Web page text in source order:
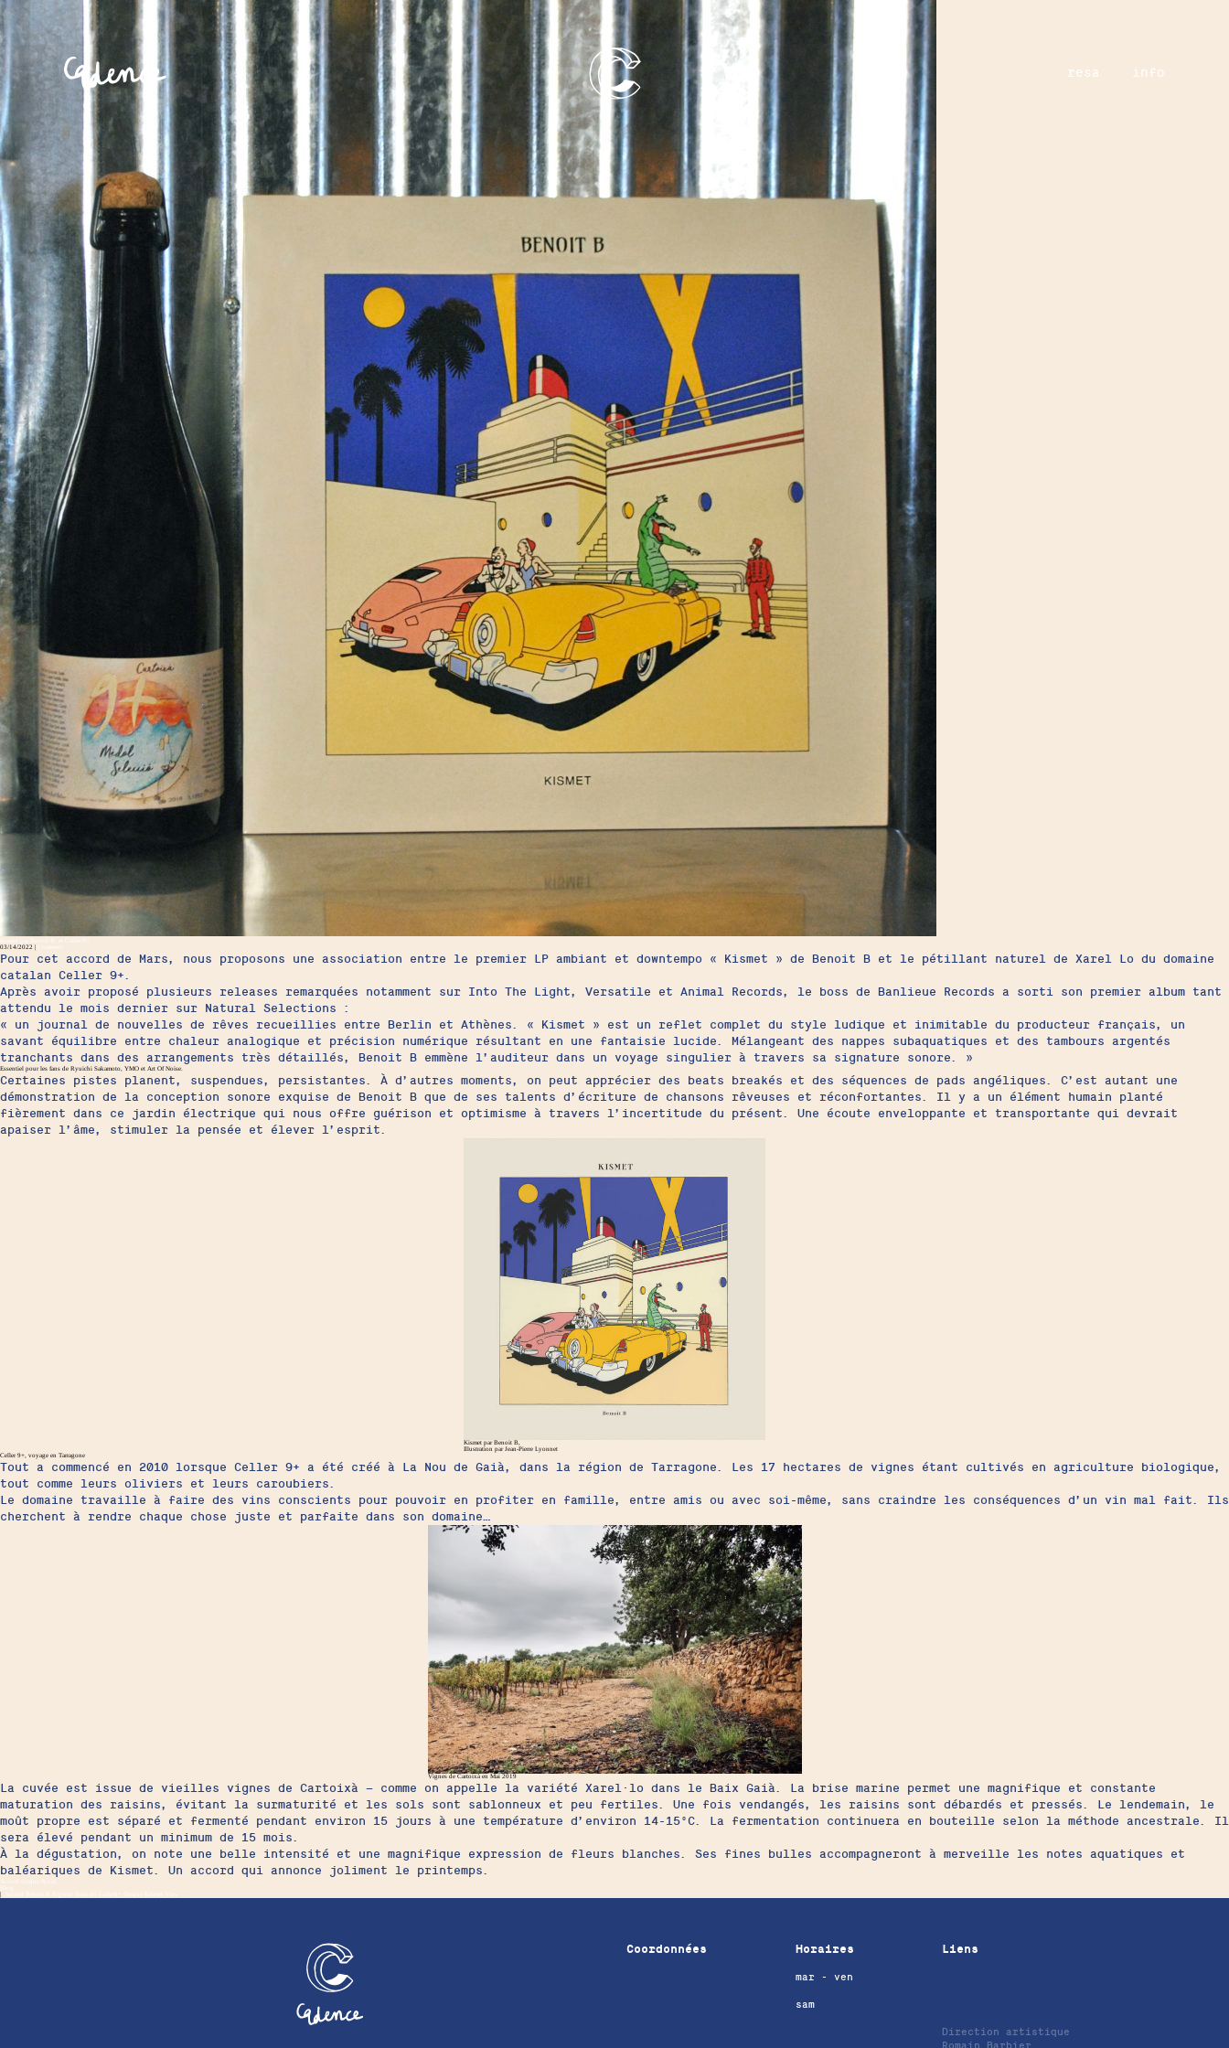
resa info
03/14/2022 |
Pour cet accord de Mars, nous proposons une association entre le premier LP ambiant et downtempo « Kismet » de Benoit B et le pétillant naturel de Xarel Lo du domaine
catalan Celler 9+.
Après avoir proposé plusieurs releases remarquées notamment sur Into The Light, Versatile et Animal Records, le boss de Banlieue Records a sorti son premier album tant
attendu le mois dernier sur Natural Selections :
« un journal de nouvelles de rêves recueillies entre Berlin et Athènes. « Kismet » est un reflet complet du style ludique et inimitable du producteur français, un
savant équilibre entre chaleur analogique et précision numérique résultant en une fantaisie lucide. Mélangeant des nappes subaquatiques et des tambours argentés
tranchants dans des arrangements très détaillés, Benoit B emmène l’auditeur dans un voyage singulier à travers sa signature sonore. »
Essentiel pour les fans de Ryuichi Sakamoto, YMO et Art Of Noise.
Certaines pistes planent, suspendues, persistantes. À d’autres moments, on peut apprécier des beats breakés et des séquences de pads angéliques. C’est autant une
démonstration de la conception sonore exquise de Benoit B que de ses talents d’écriture de chansons rêveuses et réconfortantes. Il y a un élément humain planté
fièrement dans ce jardin électrique qui nous offre guérison et optimisme à travers l’incertitude du présent. Une écoute enveloppante et transportante qui devrait
apaiser l’âme, stimuler la pensée et élever l’esprit.
Kismet par Benoit B,
Illustration par Jean-Pierre Lyonnet
Celler 9+, voyage en Tarragone
Tout a commencé en 2010 lorsque Celler 9+ a été créé à La Nou de Gaià, dans la région de Tarragone. Les 17 hectares de vignes étant cultivés en agriculture biologique,
tout comme leurs oliviers et leurs caroubiers.
Le domaine travaille à faire des vins conscients pour pouvoir en profiter en famille, entre amis ou avec soi-même, sans craindre les conséquences d’un vin mal fait. Ils
cherchent à rendre chaque chose juste et parfaite dans son domaine…
Vignes de Cartoixà en Mai 2019
La cuvée est issue de vieilles vignes de Cartoixà – comme on appelle la variété Xarel·lo dans le Baix Gaià. La brise marine permet une magnifique et constante
maturation des raisins, évitant la surmaturité et les sols sont sablonneux et peu fertiles. Une fois vendangés, les raisins sont débardés et pressés. Le lendemain, le
moût propre est séparé et fermenté pendant environ 15 jours à une température d’environ 14-15ºC. La fermentation continuera en bouteille selon la méthode ancestrale. Il
sera élevé pendant un minimum de 15 mois.
À la dégustation, on note une belle intensité et une magnifique expression de fleurs blanches. Ses fines bulles accompagneront à merveille les notes aquatiques et
baléariques de Kismet. Un accord qui annonce joliment le printemps.
Accord disque & vin
Accord Disque
Coordonnées Horaires
mar - ven
sam
Liens
Direction artistique